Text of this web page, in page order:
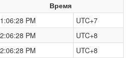
Время
1:06:28 PM
UTC+7
2:06:28 PM
UTC+8
2:06:28 PM UTC+8